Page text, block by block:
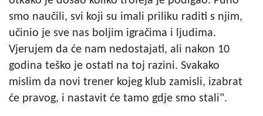
smo naučili, svi koji su imali priliku raditi s njim,
učinio je sve nas boljim igračima i ljudima.
Vjerujem da će nam nedostajati, ali nakon 10
godina teško je ostati na toj razini. Svakako
mislim da novi trener kojeg klub zamisli, izabrat
će pravog, i nastavit će tamo gdje smo stali".